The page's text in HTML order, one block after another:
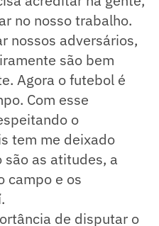
no nosso trabalho.
nossos adversários,
são bem
Agora o futebol é
Com esse
o
tem me deixado
as atitudes, a
campo e os
de disputar o